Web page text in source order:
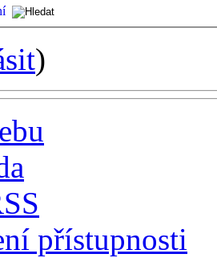
)
přístupnosti